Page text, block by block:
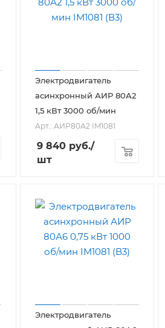
Электродвигатель
асинхронный АИР 80А2
1,5 кВт 3000 об/мин
Арт.: АИР80А2 IM1081
9 840 руб./
шт
Электродвигатель